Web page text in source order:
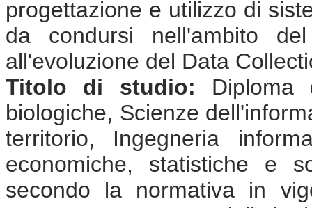
progettazione e utilizzo di
da condursi nell'ambito
all'evoluzione del Data
Titolo di studio: Diploma
biologiche, Scienze
territorio, Ingegneria
economiche, statistiche e
secondo la normativa in